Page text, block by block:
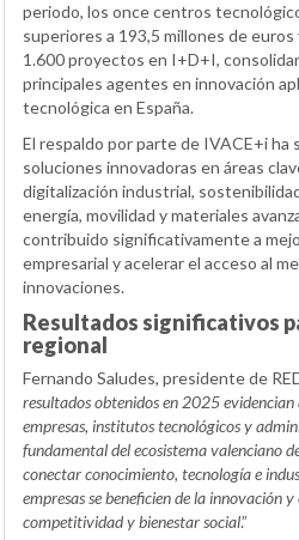
periodo, los once centros
superiores a 193,5 millones de euros
1.600 proyectos en I+D+I,
principales agentes en innovación
tecnológica en España.
El respaldo por parte de IVACE+i ha
soluciones innovadoras en áreas
digitalización industrial,
energía, movilidad y materiales
contribuido significativamente a
empresarial y acelerar el acceso al
innovaciones.
Resultados significativos
regional
Fernando Saludes, presidente de
resultados obtenidos en 2025
empresas, institutos tecnológicos y
fundamental del ecosistema valenciano
conectar conocimiento, tecnología e
empresas se beneficien de la innovación
competitividad y bienestar social.”